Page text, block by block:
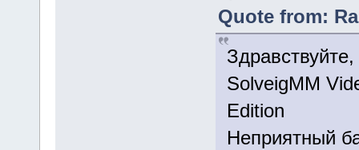
Quote from:
Здравствуйте,
SolveigMM
Edition
Неприятный